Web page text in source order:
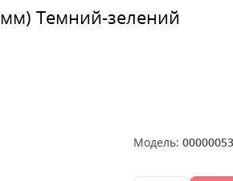
Темний-зелений
Модель: